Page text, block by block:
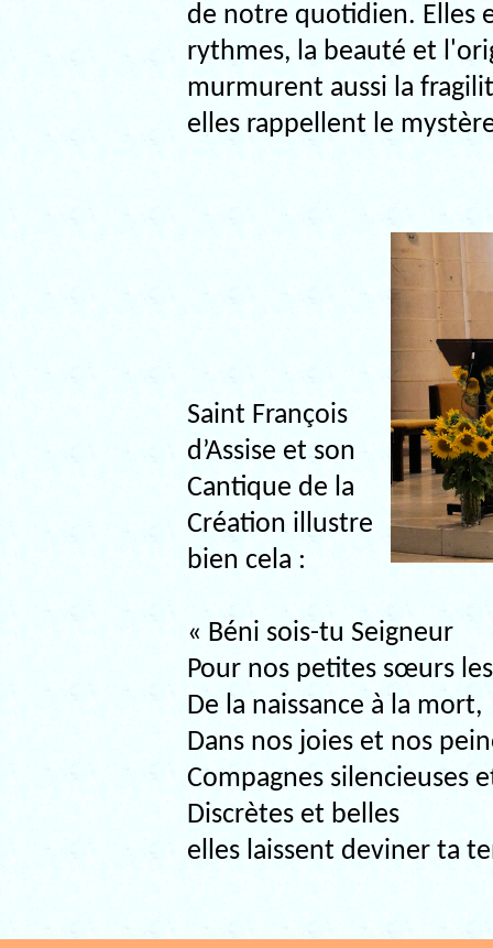
de notre quotidien. Elles
rythmes, la beauté et
murmurent aussi la
elles rappellent le
Saint François
d’Assise et son
Cantique de la
Création illustre
bien cela :
« Béni sois-tu Seigneur
Pour nos petites sœurs
De la naissance à la mort,
Dans nos joies et nos
Compagnes silencieuses
Discrètes et belles
elles laissent deviner ta